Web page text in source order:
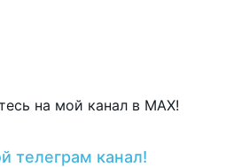
на мой канал в MAX!
телеграм канал!